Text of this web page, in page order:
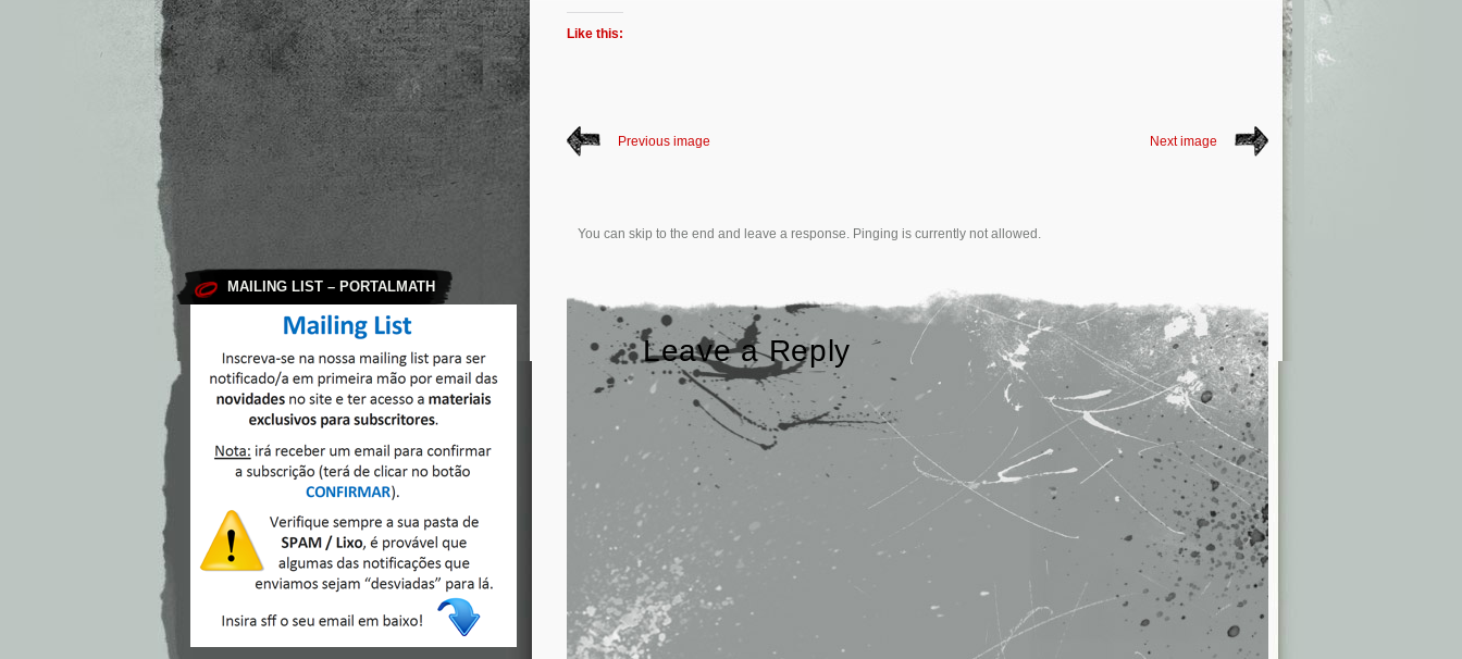
MAILING LIST – PORTALMATH
Like this:
Previous image Next image
You can skip to the end and leave a response. Pinging is currently not allowed.
Leave a Reply